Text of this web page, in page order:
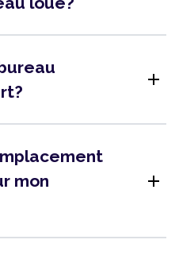
add
mon
add